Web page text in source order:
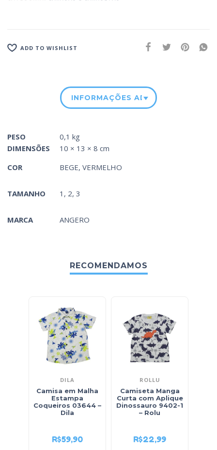
ADD TO WISHLIST
INFORMAÇÕES ADICIONAIS
PESO
0,1 kg
DIMENSÕES
10 × 13 × 8 cm
COR
BEGE, VERMELHO
TAMANHO 1, 2, 3
MARCA ANGERO
RECOMENDAMOS
DILA
Camisa em Malha
Estampa
Coqueiros 03644 –
Dila
R$59,90
ROLLU
Camiseta Manga
Curta com Aplique
Dinossauro 9402-1
– Rolu
R$22,99